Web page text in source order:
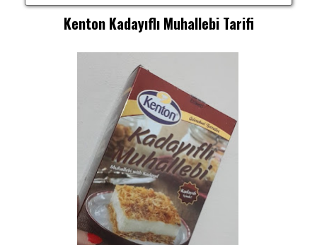
Kenton Kadayıflı Muhallebi Tarifi